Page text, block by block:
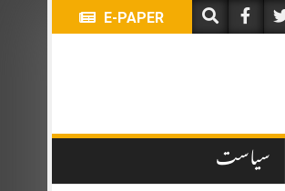
E-PAPER
سیاست